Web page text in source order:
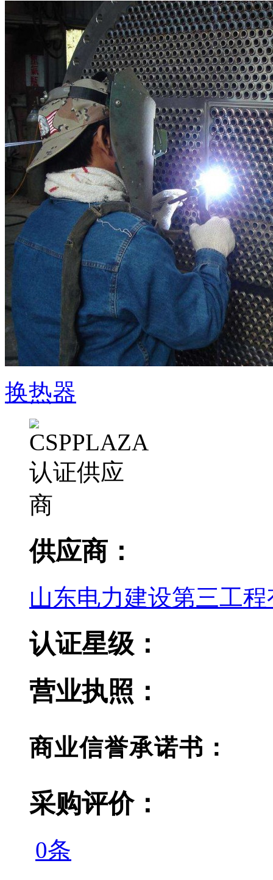
换热器
供应商：
山东电力建设第三工
认证星级：
营业执照：
商业信誉承诺书：
采购评价：
0条